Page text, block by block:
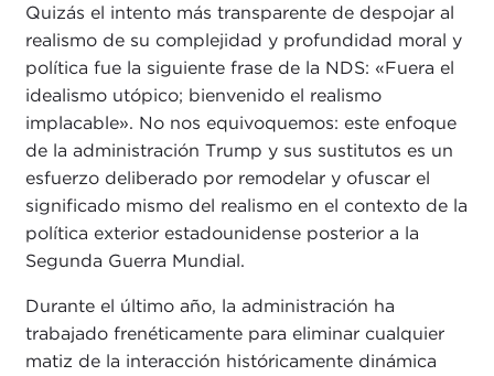
Quizás el intento más transparente de despojar al
realismo de su complejidad y profundidad moral y
política fue la siguiente frase de la NDS: «Fuera el
idealismo utópico; bienvenido el realismo
implacable». No nos equivoquemos: este enfoque
de la administración Trump y sus sustitutos es un
esfuerzo deliberado por remodelar y ofuscar el
significado mismo del realismo en el contexto de la
política exterior estadounidense posterior a la
Segunda Guerra Mundial.
Durante el último año, la administración ha
trabajado frenéticamente para eliminar cualquier
matiz de la interacción históricamente dinámica